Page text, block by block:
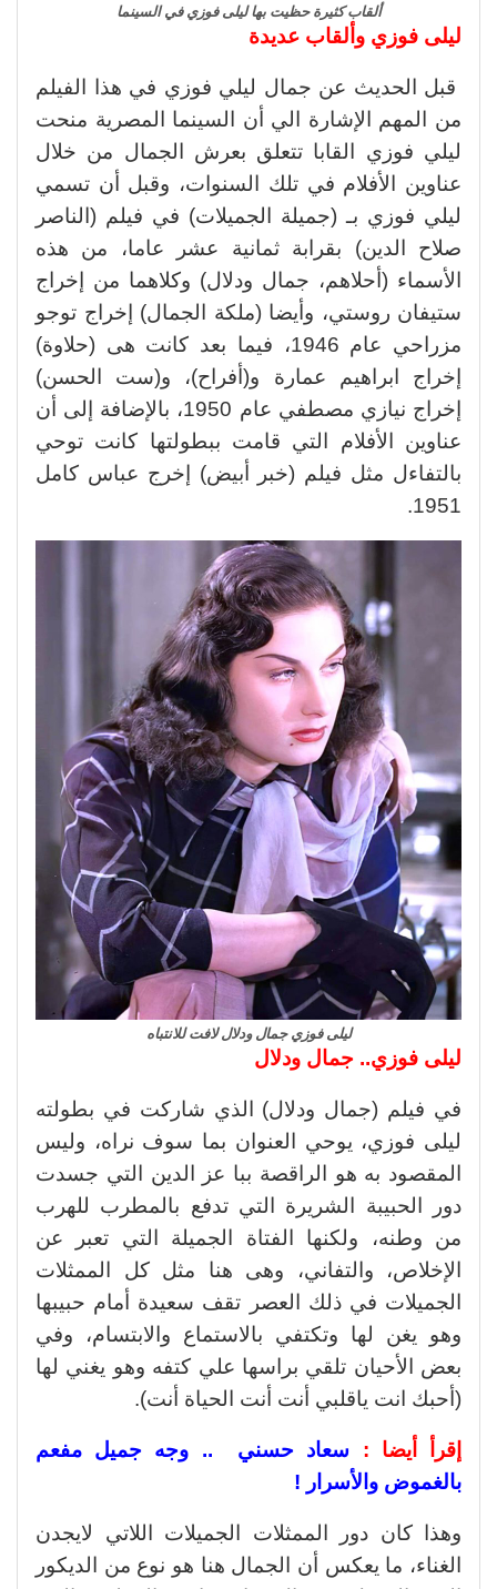
ألقاب كثيرة حظيت بها ليلى فوزي في السينما
ليلى فوزي وألقاب عديدة
قبل الحديث عن جمال ليلي فوزي في هذا الفيلم
من المهم الإشارة الي أن السينما المصرية منحت
ليلي فوزي القابا تتعلق بعرش الجمال من خلال
عناوين الأفلام في تلك السنوات، وقبل أن تسمي
ليلي فوزي بـ (جميلة الجميلات) في فيلم (الناصر
صلاح الدين) بقرابة ثمانية عشر عاما، من هذه
الأسماء (أحلاهم، جمال ودلال) وكلاهما من إخراج
ستيفان روستي، وأيضا (ملكة الجمال) إخراج توجو
مزراحي عام 1946، فيما بعد كانت هى (حلاوة)
إخراج ابراهيم عمارة و(أفراح)، و(ست الحسن)
إخراج نيازي مصطفي عام 1950، بالإضافة إلى أن
عناوين الأفلام التي قامت ببطولتها كانت توحي
بالتفاءل مثل فيلم (خبر أبيض) إخرج عباس كامل
1951.
ليلى فوزي جمال ودلال لافت للانتباه
ليلى فوزي.. جمال ودلال
في فيلم (جمال ودلال) الذي شاركت في بطولته
ليلى فوزي، يوحي العنوان بما سوف نراه، وليس
المقصود به هو الراقصة ببا عز الدين التي جسدت
دور الحبيبة الشريرة التي تدفع بالمطرب للهرب
من وطنه، ولكنها الفتاة الجميلة التي تعبر عن
الإخلاص، والتفاني، وهى هنا مثل كل الممثلات
الجميلات في ذلك العصر تقف سعيدة أمام حبيبها
وهو يغن لها وتكتفي بالاستماع والابتسام، وفي
بعض الأحيان تلقي براسها علي كتفه وهو يغني لها
(أحبك انت ياقلبي أنت أنت الحياة أنت).
إقرأ أيضا : سعاد حسني .. وجه جميل مفعم
بالغموض والأسرار !
وهذا كان دور الممثلات الجميلات اللاتي لايجدن
الغناء، ما يعكس أن الجمال هنا هو نوع من الديكور